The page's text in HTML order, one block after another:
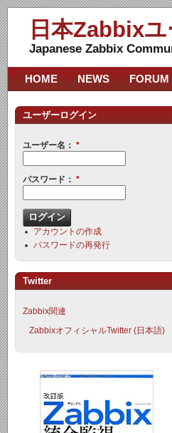
日本Zabbix
Japanese Zabbix
HOME NEWS FORUM
ユーザーログイン
ユーザー名： *
パスワード： *
アカウントの作成
パスワードの再発行
Twitter
Zabbix関連
ZabbixオフィシャルTwitter (日本語)